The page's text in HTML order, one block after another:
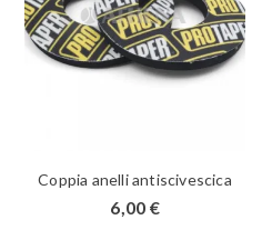
Coppia anelli antiscivescica
6,00 €